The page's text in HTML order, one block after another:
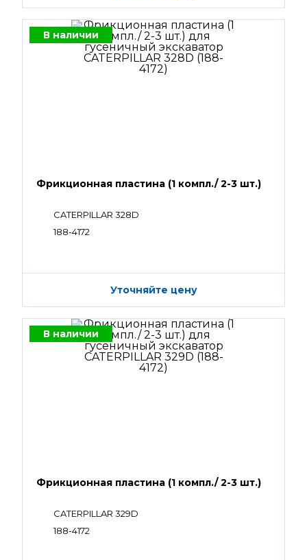
В наличии
Фрикционная пластина (1 компл./ 2-3 шт.)
CATERPILLAR 328D
188-4172
Уточняйте цену
В наличии
Фрикционная пластина (1 компл./ 2-3 шт.)
CATERPILLAR 329D
188-4172